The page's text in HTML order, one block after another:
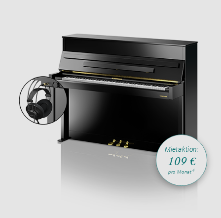
Mietaktion:
109 €
pro Monat4